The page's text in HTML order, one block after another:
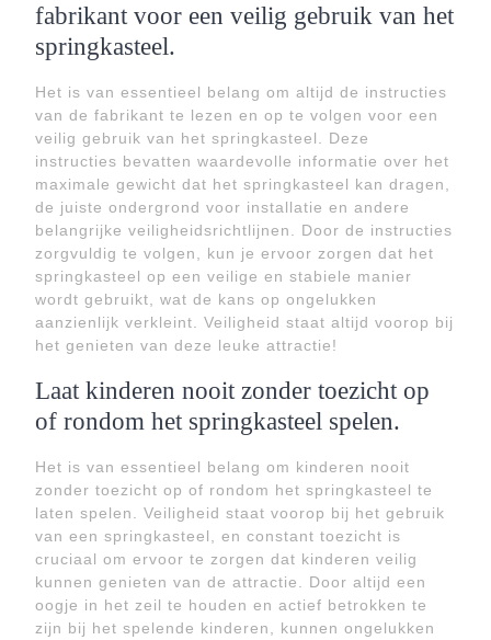
fabrikant voor een veilig gebruik van het
springkasteel.
Het is van essentieel belang om altijd de instructies
van de fabrikant te lezen en op te volgen voor een
veilig gebruik van het springkasteel. Deze
instructies bevatten waardevolle informatie over het
maximale gewicht dat het springkasteel kan dragen,
de juiste ondergrond voor installatie en andere
belangrijke veiligheidsrichtlijnen. Door de instructies
zorgvuldig te volgen, kun je ervoor zorgen dat het
springkasteel op een veilige en stabiele manier
wordt gebruikt, wat de kans op ongelukken
aanzienlijk verkleint. Veiligheid staat altijd voorop bij
het genieten van deze leuke attractie!
Laat kinderen nooit zonder toezicht op
of rondom het springkasteel spelen.
Het is van essentieel belang om kinderen nooit
zonder toezicht op of rondom het springkasteel te
laten spelen. Veiligheid staat voorop bij het gebruik
van een springkasteel, en constant toezicht is
cruciaal om ervoor te zorgen dat kinderen veilig
kunnen genieten van de attractie. Door altijd een
oogje in het zeil te houden en actief betrokken te
zijn bij het spelende kinderen, kunnen ongelukken